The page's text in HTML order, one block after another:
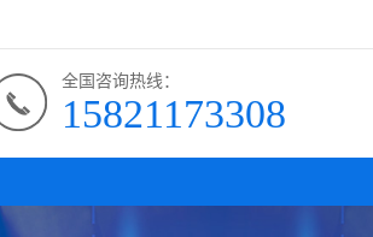
全国咨询热线：
15821173308